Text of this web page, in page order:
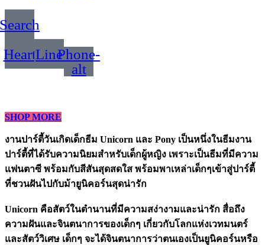
Search
HeartLinePhone-
alt
SHOP MORE
งานปาร์ตี้วันเกิดเด็กธีม Unicorn และ Pony เป็นหนึ่งในธีมงาน
ปาร์ตี้ที่ได้รับความนิยมสำหรับเด็กผู้หญิง เพราะเป็นธีมที่มีความ
แฟนตาซี พร้อมกับสีสันสุดสดใส พร้อมพาเหล่าเด็กๆเข้าสู่ปาร์ตี้
ที่ชวนฝันไปกับม้ายูนิคอร์นสุดน่ารัก
Unicorn คือสัตว์ในตำนานที่มีความสง่างามและน่ารัก สื่อถึง
ความฝันและจินตนาการของเด็กๆ เกี่ยวกับโลกแห่งเวทมนตร์
และสัตว์วิเศษ เด็กๆ จะได้จินตนาการว่าตนเองเป็นยูนิคอร์นหรือ